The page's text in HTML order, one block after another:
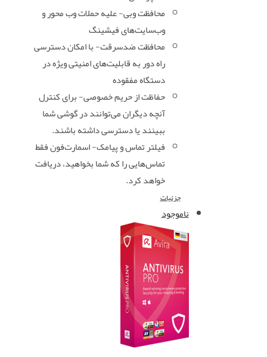
محافظت وبی- علیه حملات وب محور و
وب‌سایت‌های فیشینگ
محافظت ضدسرقت- با امکان دسترسی
راه دور به قابلیت‌های امنیتی ویژه در
دستگاه مفقوده
حفاظت از حریم خصوصی- برای کنترل
آنچه دیگران می‌توانند در گوشی شما
ببینند یا دسترسی داشته باشند.
فیلتر تماس و پیامک- اسمارت‌فون فقط
تماس‌هایی را که شما بخواهید، دریافت
خواهد کرد.
جزئیات
ناموجود